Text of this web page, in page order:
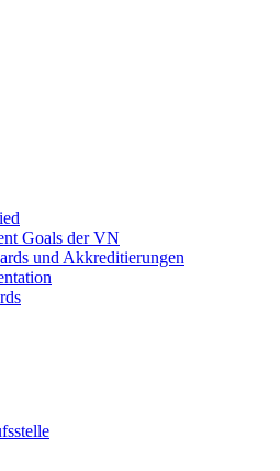
Goals der VN
und Akkreditierungen